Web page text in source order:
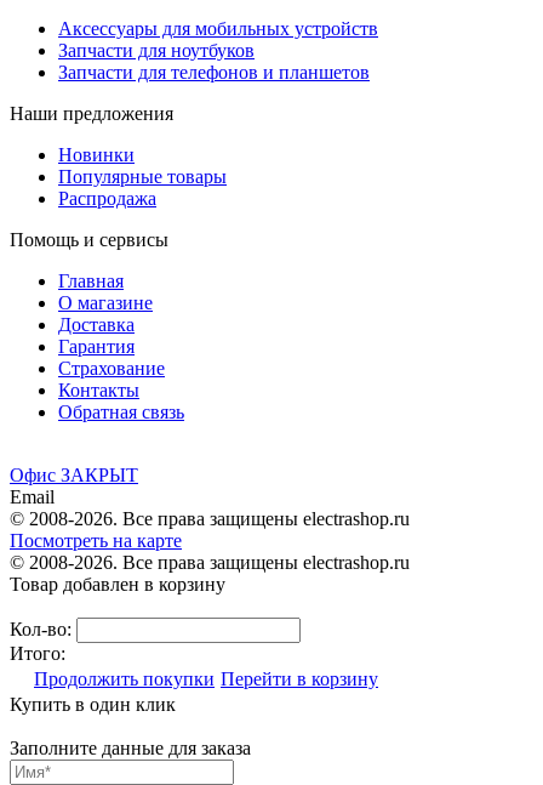
Аксессуары для мобильных устройств
Запчасти для ноутбуков
Запчасти для телефонов и планшетов
Наши предложения
Новинки
Популярные товары
Распродажа
Помощь и сервисы
Главная
О магазине
Доставка
Гарантия
Страхование
Контакты
Обратная связь
Офис ЗАКРЫТ
Email
© 2008-2026. Все права защищены electrashop.ru
Посмотреть на карте
© 2008-2026. Все права защищены electrashop.ru
Товар добавлен в корзину
Кол-во:
Итого:
Продолжить покупки Перейти в корзину
Купить в один клик
Заполните данные для заказа